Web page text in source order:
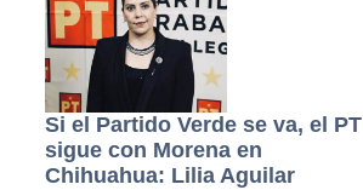
Si el Partido Verde se va, el PT
sigue con Morena en
Chihuahua: Lilia Aguilar